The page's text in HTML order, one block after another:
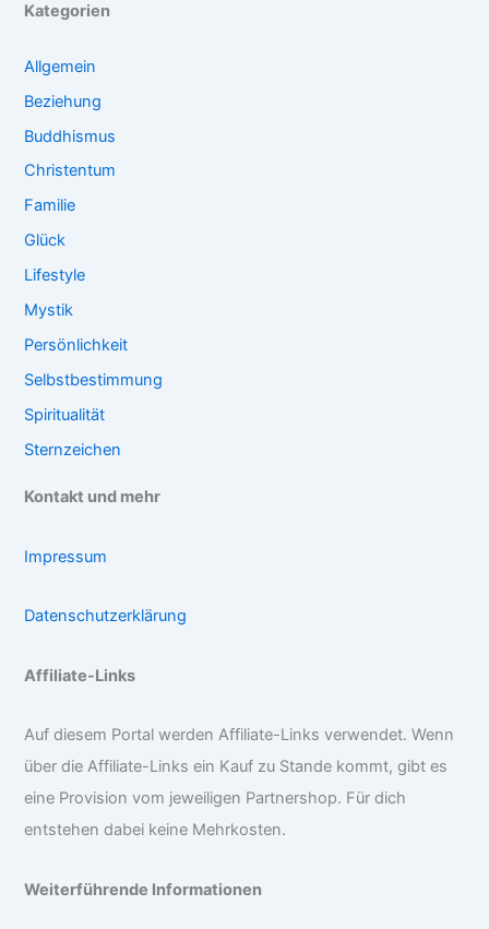
Kategorien
Allgemein
Beziehung
Buddhismus
Christentum
Familie
Glück
Lifestyle
Mystik
Persönlichkeit
Selbstbestimmung
Spiritualität
Sternzeichen
Kontakt und mehr
Impressum
Datenschutzerklärung
Affiliate-Links
Auf diesem Portal werden Affiliate-Links verwendet. Wenn
über die Affiliate-Links ein Kauf zu Stande kommt, gibt es
eine Provision vom jeweiligen Partnershop. Für dich
entstehen dabei keine Mehrkosten.
Weiterführende Informationen